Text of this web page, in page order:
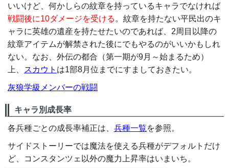
いいけど、何かしらの紋章を持っているキャラでなければ
戦闘後に10ダメージを受ける 。紋章を持たない平民出のキ
ャラに英雄の遺産を持たせたいのであれば、2周目以降の
紋章アイテムが解禁された後にでもやるのがいいかもしれ
ない。なお、外伝の都合（第一期が9月～始まるため）
上、
スカウト は1部8月位までにすましておきたい。
灰狼学級メンバーの戦闘
キャラ別成長率
各兵種ごとの成長率補正は、 兵種一覧を参照。
サイドストーリーでは魔法を使える兵種がデフォルトだけ
ど、コンスタンツェ以外の魔力上昇率はいまいち。